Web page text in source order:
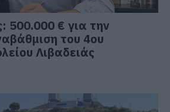
500.000 € για την
του 4ου
Λιβαδειάς